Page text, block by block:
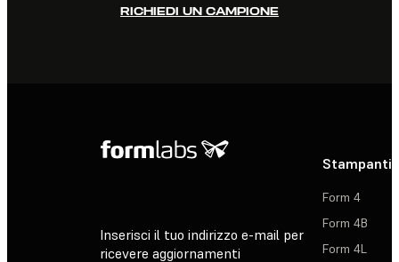
RICHIEDI UN CAMPIONE
Inserisci il tuo indirizzo e-mail per
ricevere aggiornamenti
Stampanti
Form 4
Form 4B
Form 4L